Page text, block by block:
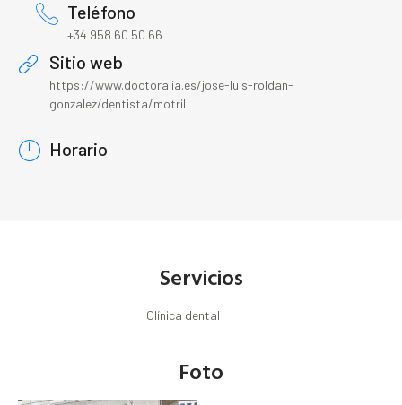
Teléfono
+34 958 60 50 66
Sitio web
https://www.doctoralia.es/jose-luis-roldan-
gonzalez/dentista/motril
Horario
Servicios
Clínica dental
Foto